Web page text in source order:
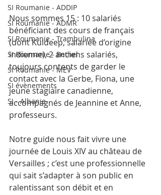
SI Roumanie - ADDIP
SI Roumanie - ADMR
SI Roumanie - Trambulina
SI Roumanie - Bethel
SI Roumanie - MEV
SI évènements
SI - Albanie
Nous sommes 15 : 10 salariés
bénéficiant des cours de français
(dont Kuldeep, salariée d’origine
indienne), 2 anciens salariés,
toujours contents de garder le
contact avec la Gerbe, Fiona, une
jeune stagiaire canadienne,
accompagnés de Jeannine et Anne,
professeurs.
Notre guide nous fait vivre une
journée de Louis XIV au château de
Versailles ; c’est une professionnelle
qui sait s’adapter à son public en
ralentissant son débit et en